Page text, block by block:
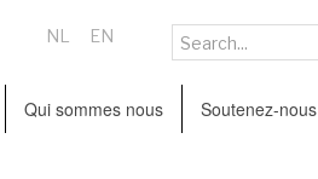
Qui sommes nous Soutenez-nous
NL EN